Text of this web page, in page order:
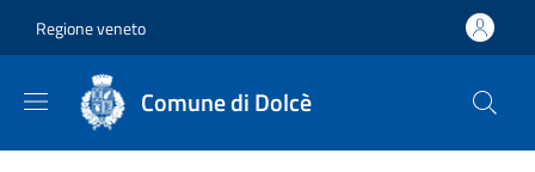
Regione veneto
Comune di Dolcè